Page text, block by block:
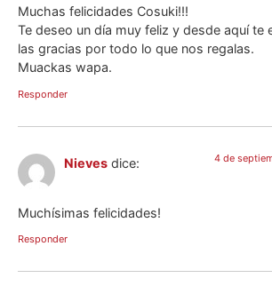
Muchas felicidades Cosuki!!!
Te deseo un día muy feliz y desde aquí te
las gracias por todo lo que nos regalas.
Muackas wapa.
Responder
Nieves dice: 4 de
Muchísimas felicidades!
Responder